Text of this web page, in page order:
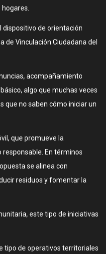
dispositivo de orientación
de Vinculación Ciudadana del
acompañamiento
algo que muchas veces
que no saben cómo iniciar un
que promueve la
En términos
se alinea con
residuos y fomentar la
este tipo de iniciativas
tipo de operativos territoriales